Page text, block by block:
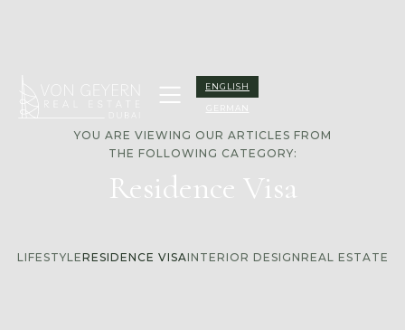
ENGLISH
GERMAN
YOU ARE VIEWING OUR ARTICLES FROM
THE FOLLOWING CATEGORY:
Residence Visa
LIFESTYLERESIDENCE VISAINTERIOR DESIGNREAL ESTATE